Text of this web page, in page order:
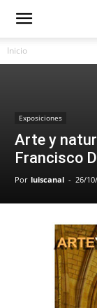
Inicio
Exposiciones
Arte y
Francisco
Por luiscanal - 26/